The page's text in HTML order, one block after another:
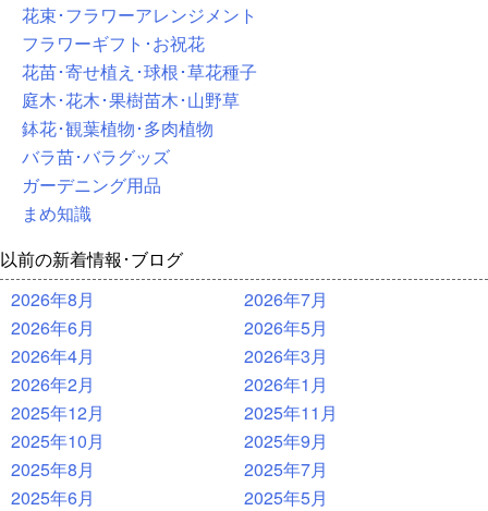
花束･フラワーアレンジメント
フラワーギフト･お祝花
花苗･寄せ植え･球根･草花種子
庭木･花木･果樹苗木･山野草
鉢花･観葉植物･多肉植物
バラ苗･バラグッズ
ガーデニング用品
まめ知識
以前の新着情報･ブログ
2026年8月
2026年7月
2026年6月
2026年5月
2026年4月
2026年3月
2026年2月
2026年1月
2025年12月
2025年11月
2025年10月
2025年9月
2025年8月
2025年7月
2025年6月
2025年5月